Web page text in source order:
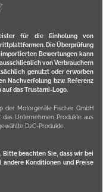
für die Einholung von
Die Überprüfung
Bewertungen kann
von Verbrauchern
genutzt oder erworben
Nachverfolung bzw. Referenz
das Trustami-Logo.
der Motorgeräte Fischer GmbH
Unternehmen Produkte aus
D2C-Produkte.
. Bitte beachten Sie, dass wir bei
andere Konditionen und Preise